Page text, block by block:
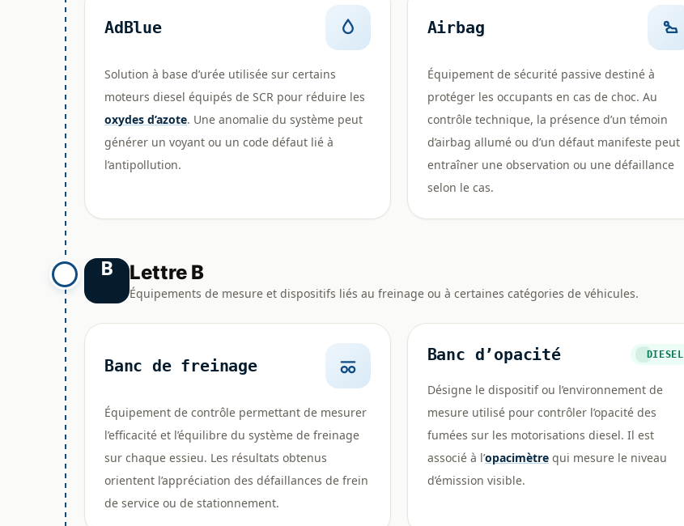
AdBlue
Solution à base d’urée utilisée sur certains
moteurs diesel équipés de SCR pour réduire les
oxydes d’azote. Une anomalie du système peut
générer un voyant ou un code défaut lié à
l’antipollution.
Airbag
Équipement de sécurité passive destiné à
protéger les occupants en cas de choc. Au
contrôle technique, la présence d’un témoin
d’airbag allumé ou d’un défaut manifeste peut
entraîner une observation ou une défaillance
selon le cas.
B Lettre B
Équipements de mesure et dispositifs liés au freinage ou à certaines catégories de véhicules.
Banc de freinage
Équipement de contrôle permettant de mesurer
l’efficacité et l’équilibre du système de freinage
sur chaque essieu. Les résultats obtenus
orientent l’appréciation des défaillances de frein
de service ou de stationnement.
Banc d’opacité DIESEL
Désigne le dispositif ou l’environnement de
mesure utilisé pour contrôler l’opacité des
fumées sur les motorisations diesel. Il est
associé à l’opacimètrequi mesure le niveau
d’émission visible.